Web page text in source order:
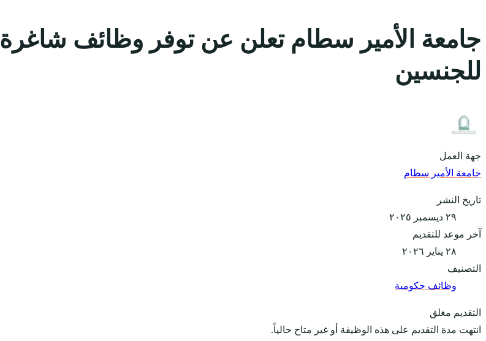
جامعة الأمير سطام تعلن عن توفر وظائف
للجنسين
جهة العمل
جامعة الأمير سطام
تاريخ النشر
٢٩ ديسمبر ٢٠٢٥
آخر موعد للتقديم
٢٨ يناير ٢٠٢٦
التصنيف
وظائف حكومية
التقديم مغلق
انتهت مدة التقديم على هذه الوظيفة أو غير متاح حالياً.